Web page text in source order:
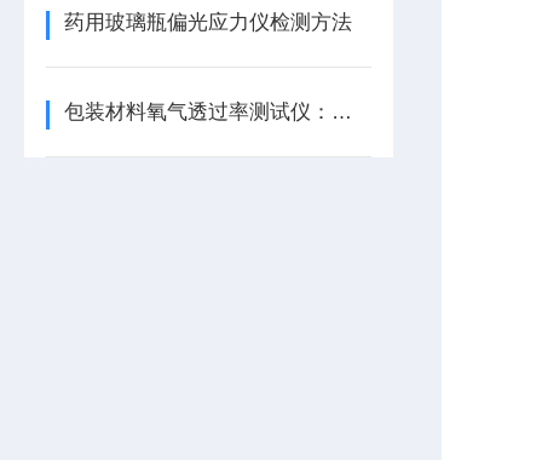
药用玻璃瓶偏光应力仪检测方法
包装材料氧气透过率测试仪：特点与应用范围